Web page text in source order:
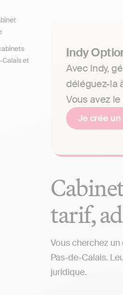
Indy
Avec Indy,
déléguez-la
Vous avez
Je crée
tarif,
Vous cherchez
Pas-de-Calais.
juridique.
et